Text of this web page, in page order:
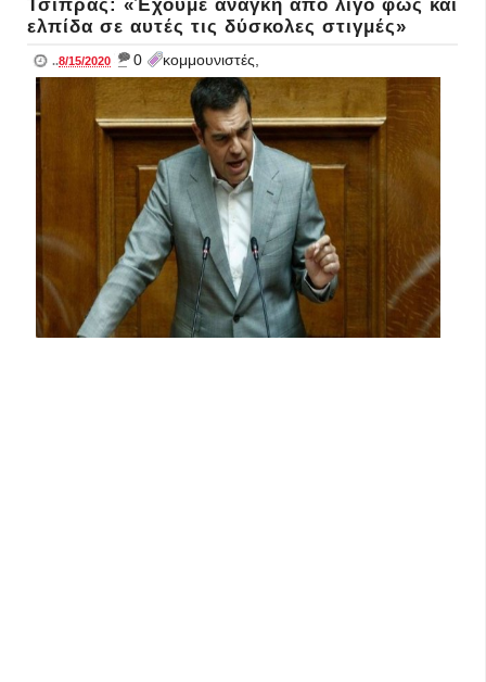
Τσίπρας: «Έχουμε ανάγκη από λίγο φως και
ελπίδα σε αυτές τις δύσκολες στιγμές»
..8/15/2020 _ 0 κομμουνιστές,